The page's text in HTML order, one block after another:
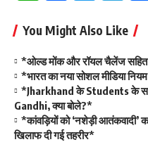
You Might Also Like
*ओल्ड मोंक और रॉयल चैलेंज सहित
*भारत का नया सोशल मीडिया
*Jharkhand के Students के
Gandhi, क्या बोले?*
*कांवड़ियों को ‘नशेड़ी आतंकवादी’
खिलाफ दी गई तहरीर*